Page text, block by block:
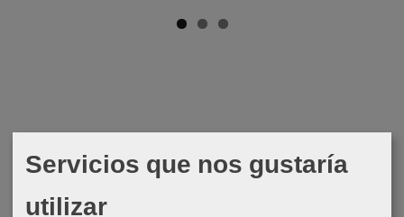
Servicios que nos gustaría
utilizar